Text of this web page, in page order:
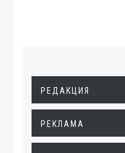
РЕДАКЦИЯ
РЕКЛАМА